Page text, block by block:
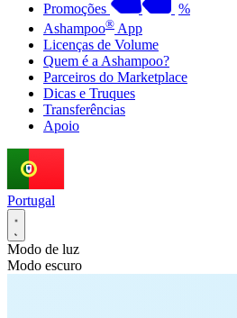
Promoções
%
Ashampoo® App
Licenças de Volume
Quem é a Ashampoo?
Parceiros do Marketplace
Dicas e Truques
Transferências
Apoio
Portugal
Modo de luz
Modo escuro